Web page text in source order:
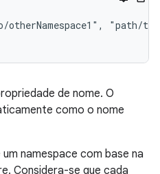
otherNamespace1", "path/
de nome. O
como o nome
namespace com base na
Considera-se que cada